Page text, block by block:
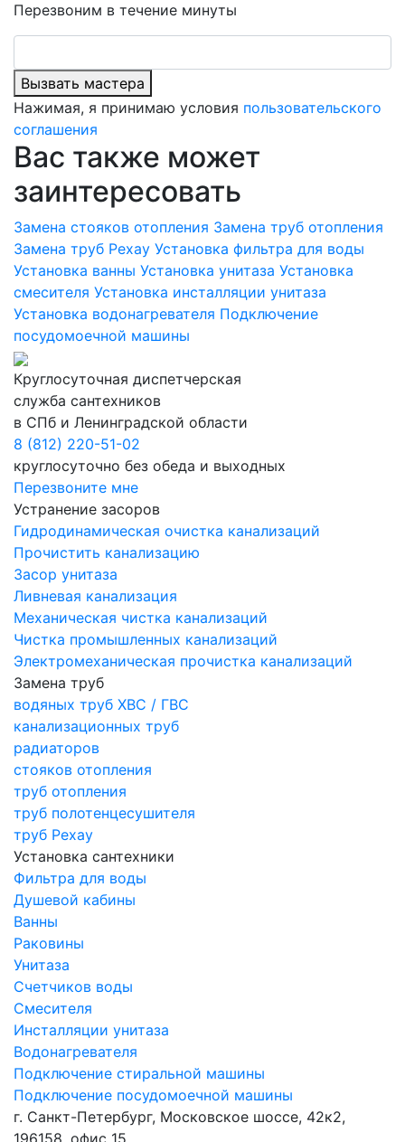
Перезвоним в течение минуты
Вызвать мастера
Нажимая, я принимаю условия пользовательского
соглашения
Вас также может
заинтересовать
Замена стояков отопления Замена труб отопления
Замена труб Рехау Установка фильтра для воды
Установка ванны Установка унитаза Установка
смесителя Установка инсталляции унитаза
Установка водонагревателя Подключение
посудомоечной машины
Круглосуточная диспетчерская
служба сантехников
в СПб и Ленинградской области
8 (812) 220-51-02
круглосуточно без обеда и выходных
Перезвоните мне
Устранение засоров
Гидродинамическая очистка канализаций
Прочистить канализацию
Засор унитаза
Ливневая канализация
Механическая чистка канализаций
Чистка промышленных канализаций
Электромеханическая прочистка канализаций
Замена труб
водяных труб ХВС / ГВС
канализационных труб
радиаторов
стояков отопления
труб отопления
труб полотенцесушителя
труб Рехау
Установка сантехники
Фильтра для воды
Душевой кабины
Ванны
Раковины
Унитаза
Счетчиков воды
Смесителя
Инсталляции унитаза
Водонагревателя
Подключение стиральной машины
Подключение посудомоечной машины
г. Санкт-Петербург, Московское шоссе, 42к2,
196158, офис 15